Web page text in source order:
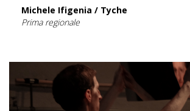
Michele Ifigenia / Tyche
Prima regionale